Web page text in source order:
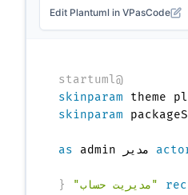
Edit Plantuml in VPasCode
skinparam theme
skinparam
packageStyle rectangle
مدیر as
admin
"مدیریت حساب" {